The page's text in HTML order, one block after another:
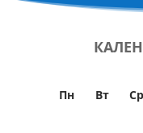
Пн Вт Ср